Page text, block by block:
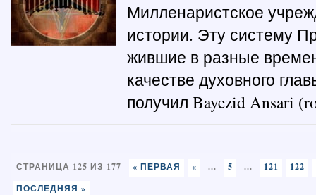
Милленаристское
истории. Эту систему
жившие в разные
качестве духовного
получил Bayezid Ansari
СТРАНИЦА 125 ИЗ 177 « ПЕРВАЯ « ... 5 ... 121
122
ПОСЛЕДНЯЯ »